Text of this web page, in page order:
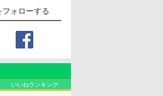
フォローする
いいねランキング